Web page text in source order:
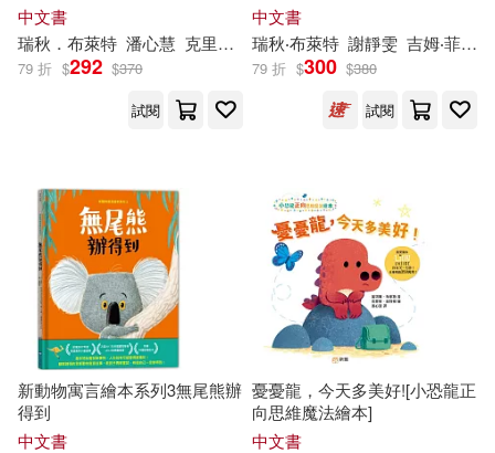
中文書
瑞秋．布萊特 潘心慧 克里斯·查特頓
79 折 $292 $370
試閱
中文書
瑞秋‧布萊特 謝靜雯 吉姆‧菲爾德（Jim Field）
79 折 $300 $380
試閱
新動物寓言繪本系列3無尾熊辦
得到
中文書
憂憂龍，今天多美好![小恐龍正
向思維魔法繪本]
中文書